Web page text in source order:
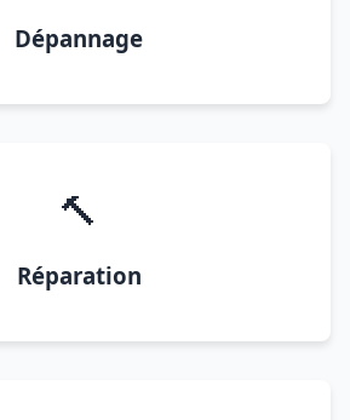
Dépannage
🔨
Réparation